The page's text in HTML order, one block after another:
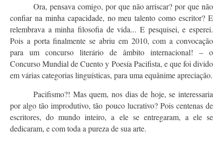
Ora, pensava comigo, por que não arriscar? por que não
confiar na minha capacidade, no meu talento como escritor? E
relembrava a minha filosofia de vida... E pesquisei, e esperei.
Pois a porta finalmente se abriu em 2010, com a convocação
para um concurso literário de âmbito internacional! – o
Concurso Mundial de Cuento y Poesía Pacifista, e que foi divido
em várias categorias linguísticas, para uma equânime apreciação.
Pacifismo?! Mas quem, nos dias de hoje, se interessaria
por algo tão improdutivo, tão pouco lucrativo? Pois centenas de
escritores, do mundo inteiro, a ele se entregaram, a ele se
dedicaram, e com toda a pureza de sua arte.